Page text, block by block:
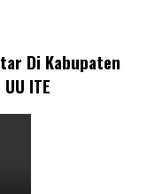
Di Kabupaten
ITE